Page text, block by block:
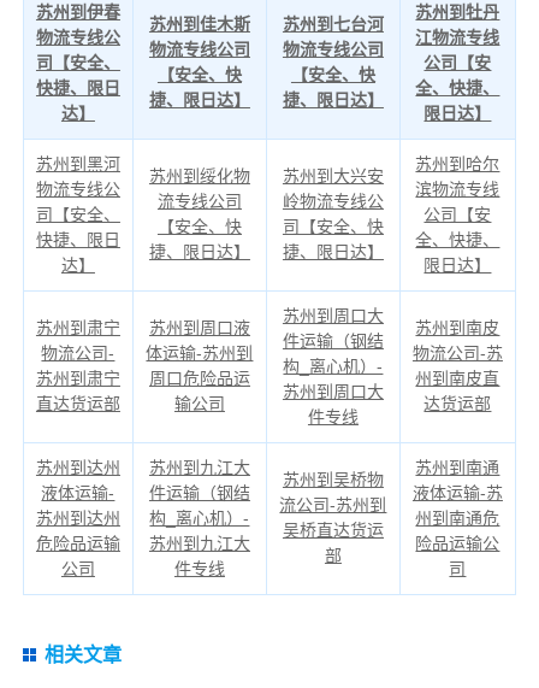
苏州到伊春
物流专线公
司【安全、
快捷、限日
达】
苏州到佳木斯
物流专线公司
【安全、快
捷、限日达】
苏州到七台河
物流专线公司
【安全、快
捷、限日达】
苏州到牡丹
江物流专线
公司【安
全、快捷、
限日达】
苏州到黑河
物流专线公
司【安全、
快捷、限日
达】
苏州到绥化物
流专线公司
【安全、快
捷、限日达】
苏州到大兴安
岭物流专线公
司【安全、快
捷、限日达】
苏州到哈尔
滨物流专线
公司【安
全、快捷、
限日达】
苏州到肃宁
物流公司-
苏州到肃宁
直达货运部
苏州到周口液
体运输-苏州到
周口危险品运
输公司
苏州到周口大
件运输（钢结
构_离心机）-
苏州到周口大
件专线
苏州到南皮
物流公司-苏
州到南皮直
达货运部
苏州到达州
液体运输-
苏州到达州
危险品运输
公司
苏州到九江大
件运输（钢结
构_离心机）-
苏州到九江大
件专线
苏州到吴桥物
流公司-苏州到
吴桥直达货运
部
苏州到南通
液体运输-苏
州到南通危
险品运输公
司
相关文章